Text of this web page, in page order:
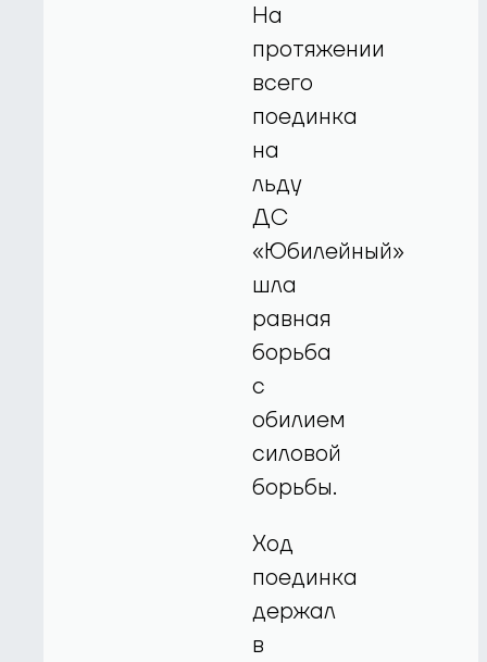
На
протяжении
всего
поединка
на
льду
ДС
«Юбилейный»
шла
равная
борьба
с
обилием
силовой
борьбы.
Ход
поединка
держал
в